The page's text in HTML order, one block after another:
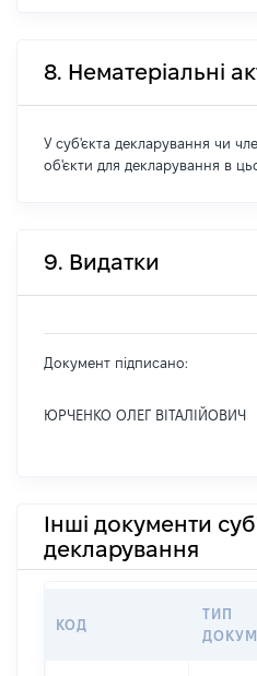
8. Нематеріальні
У суб'єкта декларування чи
об'єкти для декларування в
9. Видатки
Документ підписано:
ЮРЧЕНКО ОЛЕГ ВІТАЛІЙОВИЧ
Інші документи
декларування
КОД
ТИП